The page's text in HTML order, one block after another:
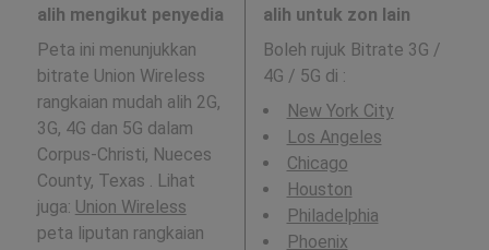
alih mengikut penyedia
Peta ini menunjukkan
bitrate Union Wireless
rangkaian mudah alih 2G,
3G, 4G dan 5G dalam
Corpus-Christi, Nueces
County, Texas . Lihat
juga: Union Wireless
peta liputan rangkaian
alih untuk zon lain
Boleh rujuk Bitrate 3G /
4G / 5G di :
New York City
Los Angeles
Chicago
Houston
Philadelphia
Phoenix